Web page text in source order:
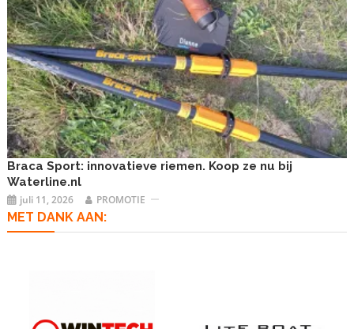
Braca Sport: innovatieve riemen. Koop ze nu bij
Waterline.nl
juli 11, 2026 PROMOTIE
MET DANK AAN: